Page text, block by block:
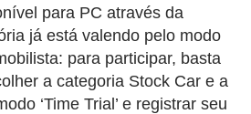
para PC através da
já está valendo pelo modo
para participar, basta
a categoria Stock Car e a
‘Time Trial’ e registrar seu